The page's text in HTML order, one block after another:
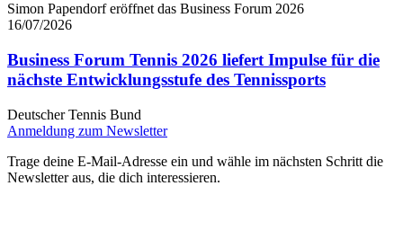
Simon Papendorf eröffnet das Business Forum 2026
16/07/2026
Business Forum Tennis 2026 liefert Impulse für die
nächste Entwicklungsstufe des Tennissports
Deutscher Tennis Bund
Anmeldung zum Newsletter
Trage deine E-Mail-Adresse ein und wähle im nächsten Schritt die
Newsletter aus, die dich interessieren.